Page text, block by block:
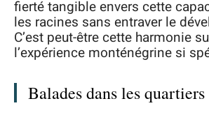
fierté tangible envers cette
les racines sans entraver le
C’est peut-être cette harmonie
l’expérience monténégrine si
Balades dans les